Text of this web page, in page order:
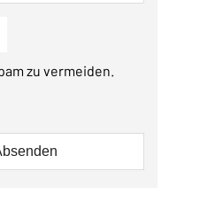
zu vermeiden.